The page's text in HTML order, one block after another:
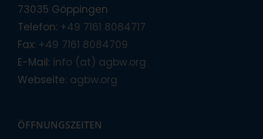
73035 Göppingen
Telefon: +49 7161 8084717
Fax: +49 7161 8084709
E-Mail: info (at) agbw.org
Webseite: agbw.org
ÖFFNUNGSZEITEN